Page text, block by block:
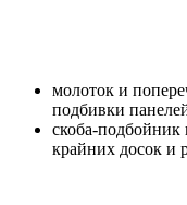
молоток и
подбивки
скоба-
крайних досок и